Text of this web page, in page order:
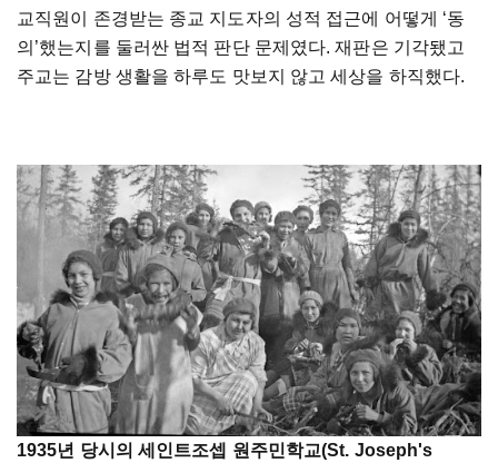
교직원이 존경받는 종교 지도자의 성적 접근에 어떻게 ‘동
의’했는지를 둘러싼 법적 판단 문제였다. 재판은 기각됐고
주교는 감방 생활을 하루도 맛보지 않고 세상을 하직했다.
1935년 당시의 세인트조셉 원주민학교(St. Joseph's